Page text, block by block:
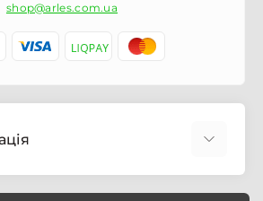
shop@arles.com.ua